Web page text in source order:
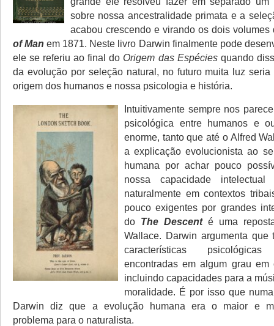
sobre nossa ancestralidade primata e a
acabou crescendo e virando os dois
of Man em 1871. Neste livro Darwin finalmente pode
ele se referiu ao final do Origem das Espéciesquando
da evolução por seleção natural, no futuro muita luz
origem dos humanos e nossa psicologia e história.
Intuitivamente sempre nos
psicológica entre humanos e
enorme, tanto que até o Alfred
a explicação evolucionista ao
humana por achar pouco
nossa capacidade intelectual
naturalmente em contextos
pouco exigentes por grandes
do The Descenté uma
Wallace. Darwin argumenta que
características
encontradas em algum grau em
incluindo capacidades para a
moralidade. É por isso que
Darwin diz que a evolução humana era o maior e
problema para o naturalista.